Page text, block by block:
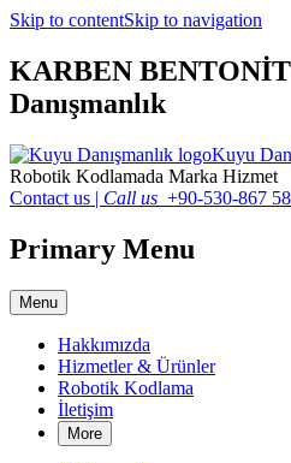
Skip to contentSkip to navigation
KARBEN
Danışmanlık
Kuyu
Robotik Kodlamada Marka Hizmet
Contact us | Call us +90-530-867
Primary Menu
Menu
Hakkımızda
Hizmetler & Ürünler
Robotik Kodlama
İletişim
More